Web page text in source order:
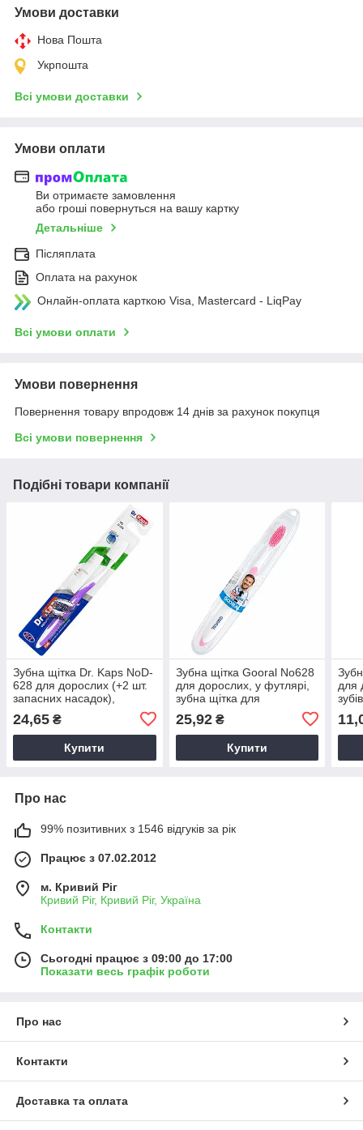
Умови доставки
Нова Пошта
Укрпошта
Всі умови доставки
Умови оплати
Ви отримаєте замовлення
або гроші повернуться на вашу картку
Детальніше
Післяплата
Оплата на рахунок
Онлайн-оплата карткою Visa, Mastercard - LiqPay
Всі умови оплати
Умови повернення
Повернення товару впродовж 14 днів за рахунок покупця
Всі умови повернення
Подібні товари компанії
Зубна щітка Dr. Kaps NoD-
628 для дорослих (+2 шт.
запасних насадок),
24,65 ₴
Купити
Зубна щітка Gooral No628
для дорослих, у футлярі,
зубна щітка для
25,92₴
Купити
для
Про нас
99% позитивних з 1546 відгуків за рік
Працює з 07.02.2012
м. Кривий Ріг
Кривий Ріг, Кривий Ріг, Україна
Контакти
Сьогодні працює з 09:00 до 17:00
Показати весь графік роботи
Про нас
Контакти
Доставка та оплата